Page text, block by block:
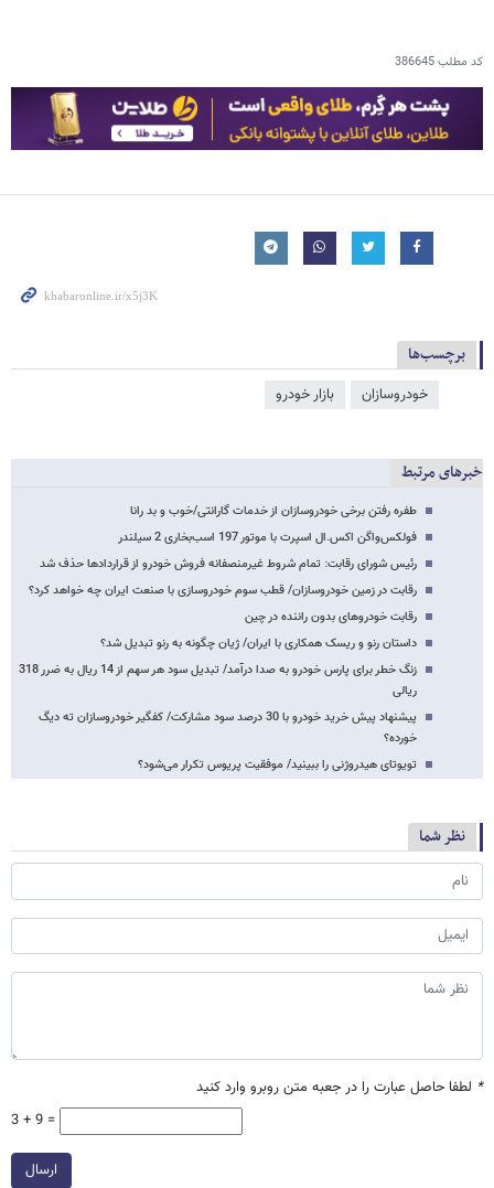
کد مطلب386645
برچسب‌ها
خودروسازان بازار خودرو
خبرهای مرتبط
طفره رفتن برخی خودروسازان از خدمات گارانتی/خوب و بد رانا
فولکس‌واگن اکس.ال اسپرت با موتور 197 اسب‏‌بخاری 2 سیلندر
رئیس شورای رقابت: تمام شروط غیرمنصفانه فروش خودرو از قراردادها حذف شد
رقابت در زمین خودروسازان/ قطب سوم خودروسازی با صنعت ایران چه خواهد کرد؟
رقابت خودروهای بدون راننده در چین
داستان رنو و ریسک همکاری با ایران/ ژیان چگونه به رنو تبدیل شد؟
زنگ خطر برای پارس خودرو به صدا درآمد/ تبدیل سود هر سهم از 14 ریال به ضرر 318
ریالی
پیشنهاد پیش خرید خودرو با 30 درصد سود مشارکت/ کفگیر خودروسازان ته دیگ
خورده؟
تویوتای هیدروژنی را ببینید/ موفقیت پریوس تکرار می‌شود؟
نظر شما
* لطفا حاصل عبارت را در جعبه متن روبرو وارد کنید
3 + 9 =
ارسال